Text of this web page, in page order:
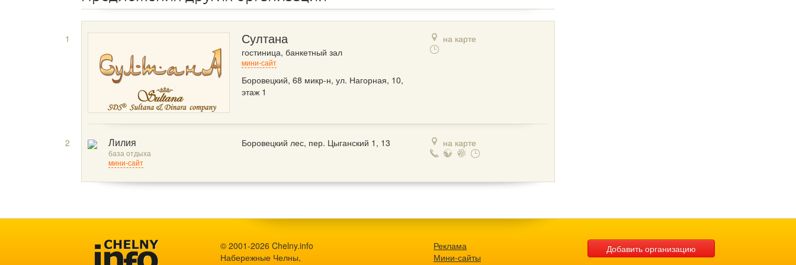
1 Султана
гостиница, банкетный зал
мини-сайт
Боровецкий, 68 микр-н, ул. Нагорная, 10,
этаж 1
на карте
2
Лилия
база отдыха
мини-сайт
Боровецкий лес, пер. Цыганский 1, 13 на карте
© 2001-2026 Chelny.info
Набережные Челны,
Реклама
Мини-сайты
Добавить организацию